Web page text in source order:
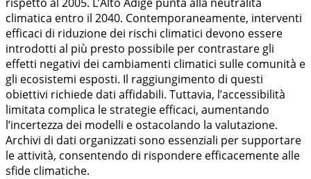
climatica entro il 2040. Contemporaneamente, interventi
efficaci di riduzione dei rischi climatici devono essere
introdotti al più presto possibile per contrastare gli
effetti negativi dei cambiamenti climatici sulle comunità e
gli ecosistemi esposti. Il raggiungimento di questi
obiettivi richiede dati affidabili. Tuttavia, l’accessibilità
limitata complica le strategie efficaci, aumentando
l’incertezza dei modelli e ostacolando la valutazione.
Archivi di dati organizzati sono essenziali per supportare
le attività, consentendo di rispondere efficacemente alle
sfide climatiche.